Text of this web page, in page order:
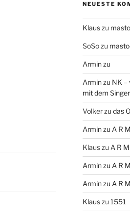
NEUESTE
Klauszu
SoSozu
Arminzu
Arminzu NK –
mit dem
Volkerzu das
Arminzu A R
Klauszu A R
Arminzu A R
Arminzu A R
Klauszu 1551